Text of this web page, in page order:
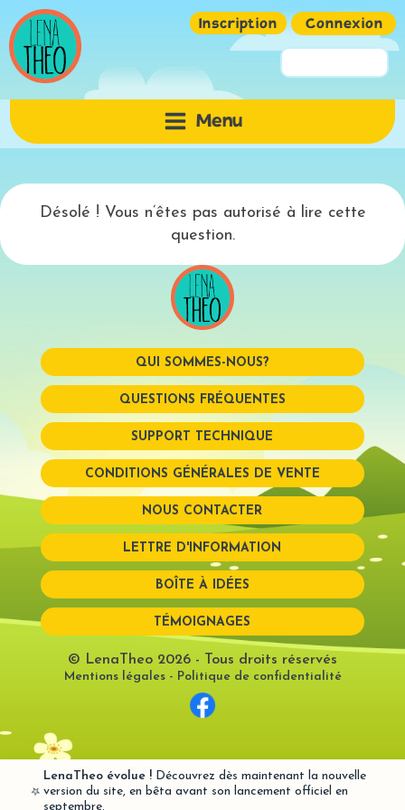
Inscription Connexion
Mot de passe
Mémoriser
Mot de passe perdu?
Menu
Désolé ! Vous n’êtes pas autorisé à lire cette
question.
QUI SOMMES-NOUS?
QUESTIONS FRÉQUENTES
SUPPORT TECHNIQUE
CONDITIONS GÉNÉRALES DE VENTE
NOUS CONTACTER
LETTRE D'INFORMATION
BOÎTE À IDÉES
TÉMOIGNAGES
© LenaTheo 2026 - Tous droits réservés
Mentions légales- Politique de confidentialité
⭐
LenaTheo évolue ! Découvrez dès maintenant la nouvelle
version du site, en bêta avant son lancement officiel en
septembre.